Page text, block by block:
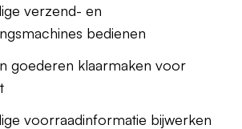
verzend- en
bedienen
goederen klaarmaken voor
voorraadinformatie bijwerken